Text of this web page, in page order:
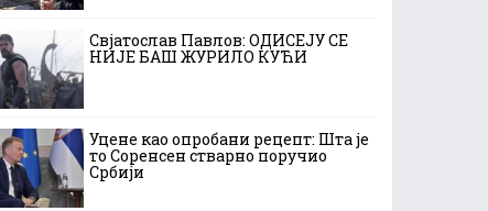
Свјатослав Павлов: ОДИСЕЈУ СЕ
НИЈЕ БАШ ЖУРИЛО КУЋИ
Уцене као опробани рецепт: Шта је
то Соренсен стварно поручио
Србији